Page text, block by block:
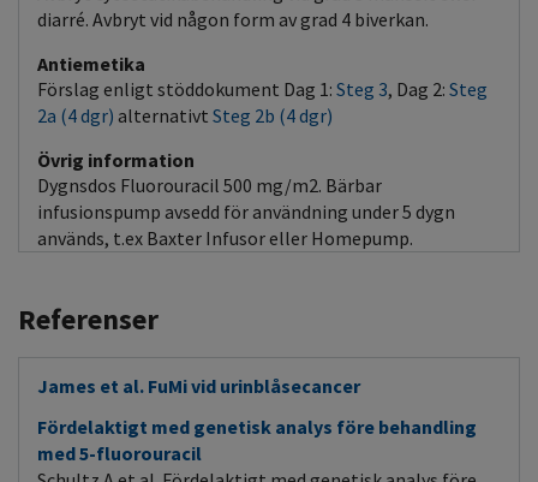
diarré. Avbryt vid någon form av grad 4 biverkan.
Antiemetika
Förslag enligt stöddokument Dag 1: Steg 3, Dag 2: Steg
2a (4 dgr) alternativt Steg 2b (4 dgr)
Övrig information
Dygnsdos Fluorouracil 500 mg/m2. Bärbar
infusionspump avsedd för användning under 5 dygn
används, t.ex Baxter Infusor eller Homepump.
Referenser
James et al. FuMi vid urinblåsecancer
Fördelaktigt med genetisk analys före behandling
med 5-fluorouracil